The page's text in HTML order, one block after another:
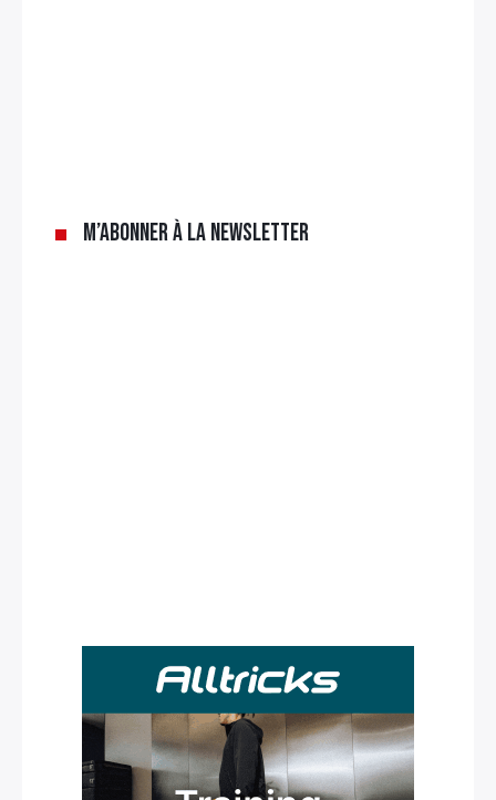
M’abonner à la newsletter